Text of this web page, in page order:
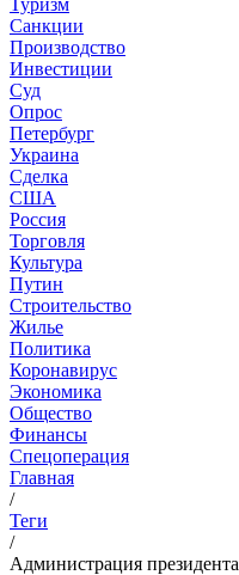
Туризм
Санкции
Производство
Инвестиции
Суд
Опрос
Петербург
Украина
Сделка
США
Россия
Торговля
Культура
Путин
Строительство
Жилье
Политика
Коронавирус
Экономика
Общество
Финансы
Спецоперация
Главная
/
Теги
/
Администрация президента